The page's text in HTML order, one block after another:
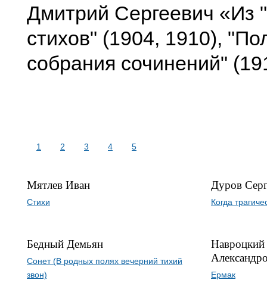
Дмитрий Сергеевич «Из
стихов" (1904, 1910),
собрания сочинений"
1 2 3 4 5
Мятлев Иван
Стихи
Бедный Демьян
Сонет (В родных полях вечерний тихий
звон)
Дуров
Когда
Ермак